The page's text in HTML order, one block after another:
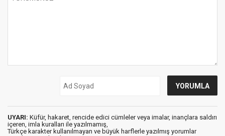
UYARI: Küfür, hakaret, rencide edici cümleler veya imalar, inançlara saldırı
içeren, imla kuralları ile yazılmamış,
Türkçe karakter kullanılmayan ve büyük harflerle yazılmış yorumlar